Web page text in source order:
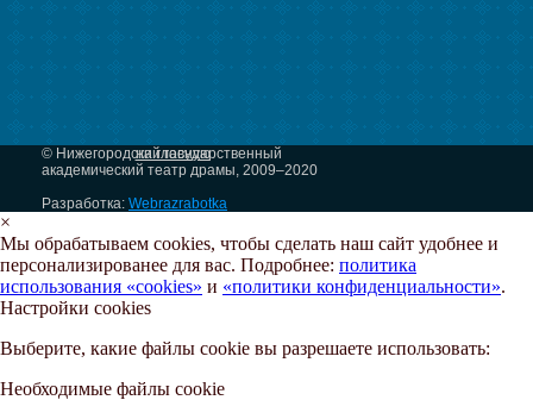
на главную
© Нижегородский государственный
академический театр драмы, 2009–2020
Разработка: Webrazrabotka
×
Мы обрабатываем cookies, чтобы сделать наш сайт удобнее и
персонализированее для вас. Подробнее: политика
использования «cookies» и «политики конфиденциальности».
Настройки cookies
Выберите, какие файлы cookie вы разрешаете использовать:
Необходимые файлы cookie